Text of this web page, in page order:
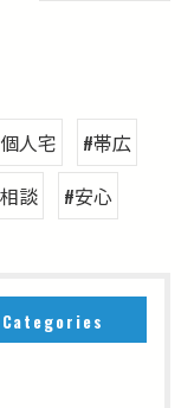
人宅
#帯広
談 #安心
Categories